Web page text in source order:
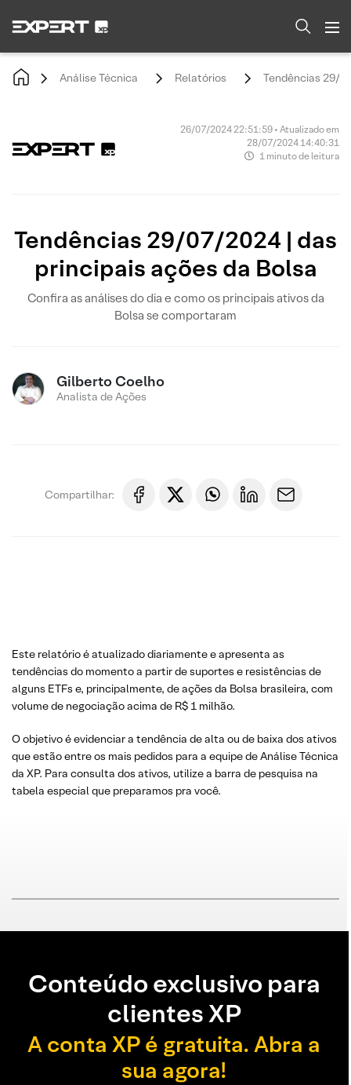
Análise Técnica Relatórios Tendências 29/
26/07/2024 22:51:59 • Atualizado em
28/07/2024 14:40:31
1 minuto de leitura
Tendências 29/07/2024 | das
principais ações da Bolsa
Confira as análises do dia e como os principais ativos da
Bolsa se comportaram
Gilberto Coelho
Analista de Ações
Compartilhar:
Este relatório é atualizado diariamente e apresenta as
tendências do momento a partir de suportes e resistências de
alguns ETFs e, principalmente, de ações da Bolsa brasileira, com
volume de negociação acima de R$ 1 milhão.
O objetivo é evidenciar a tendência de alta ou de baixa dos ativos
que estão entre os mais pedidos para a equipe de Análise Técnica
da XP. Para consulta dos ativos, utilize a barra de pesquisa na
tabela especial que preparamos pra você.
Conteúdo exclusivo para
clientes XP
A conta XP é gratuita. Abra a
sua agora!